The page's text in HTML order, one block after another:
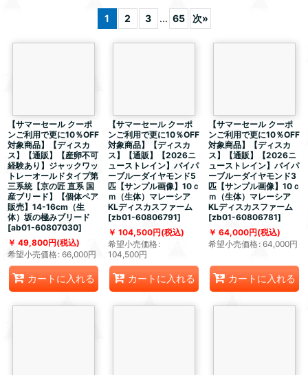
1 2 3 ... 65 次»
【サマーセール クーポ
ンご利用で更に10％OFF
対象商品】【ディスカ
ス】【通販】【産卵不可
経験あり】ジャックワッ
トレーオールドタイプ第
三系統【京の匠 直系 国
産ブリード】【個体ペア
販売】14-16cm（生
体）坂の極みブリード
[ab01-60807030]
49,800円(税込)
希望小売価格: 66,000円
カートに入れる
【サマーセール クーポ
ンご利用で更に10％OFF
対象商品】【ディスカ
ス】【通販】【2026ニ
ューストレイン】バイパ
ーブルーダイヤモンド5
匹【サンプル画像】10ｃ
ｍ（生体）マレーシア
KLディスカスファーム
[zb01-60806791]
104,500円(税込)
希望小売価格:
104,500円
カートに入れる
【サマーセール クーポ
ンご利用で更に10％OFF
対象商品】【ディスカ
ス】【通販】【2026ニ
ューストレイン】バイパ
ーブルーダイヤモンド3
匹【サンプル画像】10ｃ
ｍ（生体）マレーシア
KLディスカスファーム
[zb01-60806781]
64,000円(税込)
希望小売価格: 64,000円
カートに入れる